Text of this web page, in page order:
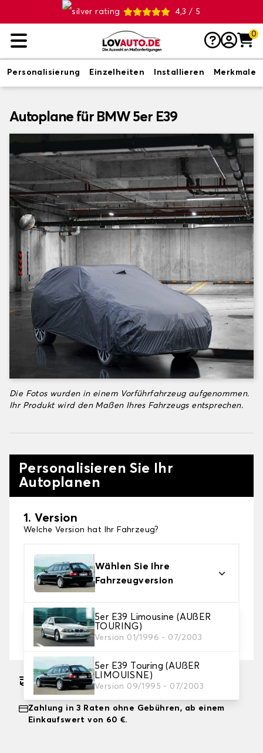
4,3 / 5
0
Personalisierung Einzelheiten Installieren Merkmale
Autoplane für BMW 5er E39
Die Fotos wurden in einem Vorführfahrzeug aufgenommen.
Ihr Produkt wird den Maßen Ihres Fahrzeugs entsprechen.
Personalisieren Sie Ihr
Autoplanen
1. Version
Welche Version hat Ihr Fahrzeug?
Wählen Sie Ihre
Fahrzeugversion
5er E39 Limousine (AUßER
TOURING)
Version 01/1996 - 07/2003
5er E39 Touring (AUßER
LIMOUISNE)
Version 09/1995 - 07/2003
2. Schutzniveau
Wählen Sie die passende Abdeckplane für Ihre
Bedürfnisse aus
Geschätzter kostenloser Versand am
17.08.2026
Zahlung in 3 Raten ohne Gebühren, ab einem
Einkaufswert von 60 €.